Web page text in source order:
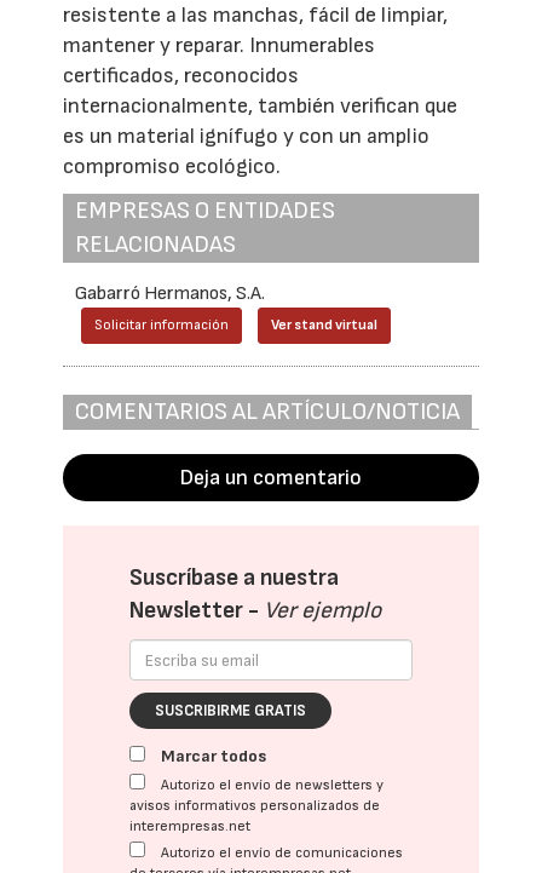
resistente a las manchas, fácil de limpiar,
mantener y reparar. Innumerables
certificados, reconocidos
internacionalmente, también verifican que
es un material ignífugo y con un amplio
compromiso ecológico.
EMPRESAS O ENTIDADES
RELACIONADAS
Gabarró Hermanos, S.A.
Solicitar información Ver stand virtual
COMENTARIOS AL ARTÍCULO/NOTICIA
Deja un comentario
Suscríbase a nuestra
Newsletter - Ver ejemplo
SUSCRIBIRME GRATIS
Marcar todos
Autorizo el envío de newsletters y
avisos informativos personalizados de
interempresas.net
Autorizo el envío de comunicaciones